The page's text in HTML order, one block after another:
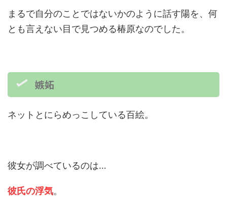
まるで自分のことではないかのように話す陽を、何
とも言えない目で見つめる椿原なのでした。
嫉妬
ネットとにらめっこしている百絵。
彼女が調べているのは…
彼氏の浮気。